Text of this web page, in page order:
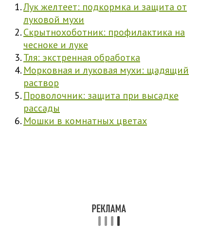
Лук желтеет: подкормка и защита от
луковой мухи
Скрытнохоботник: профилактика на
чесноке и луке
Тля: экстренная обработка
Морковная и луковая мухи: щадящий
раствор
Проволочник: защита при высадке
рассады
Мошки в комнатных цветах